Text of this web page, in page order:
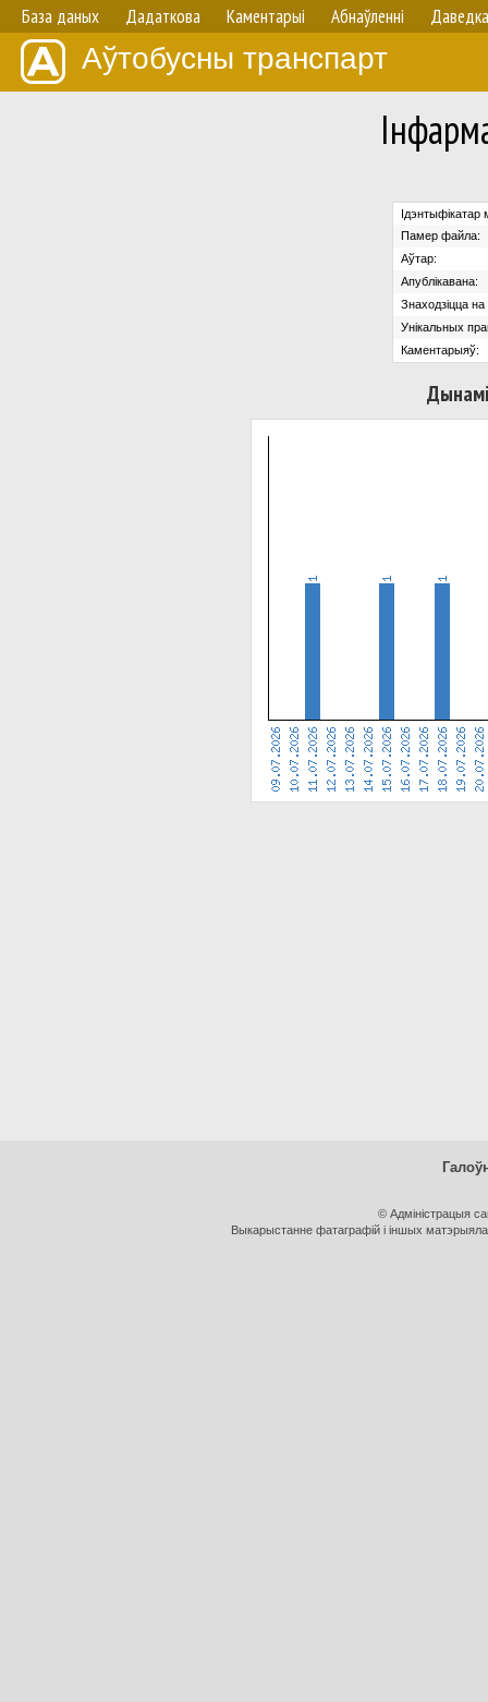
База даных Дадаткова Каментарыі Абнаўленнi Даведка
Аўтобусны транспарт
Ідэнтыфікатар
Памер файла:
Аўтар:
Апублікавана:
Знаходзіцца
Унікальных
Каментарыяў:
© Адміністрацыя
Выкарыстанне фатаграфій і іншых